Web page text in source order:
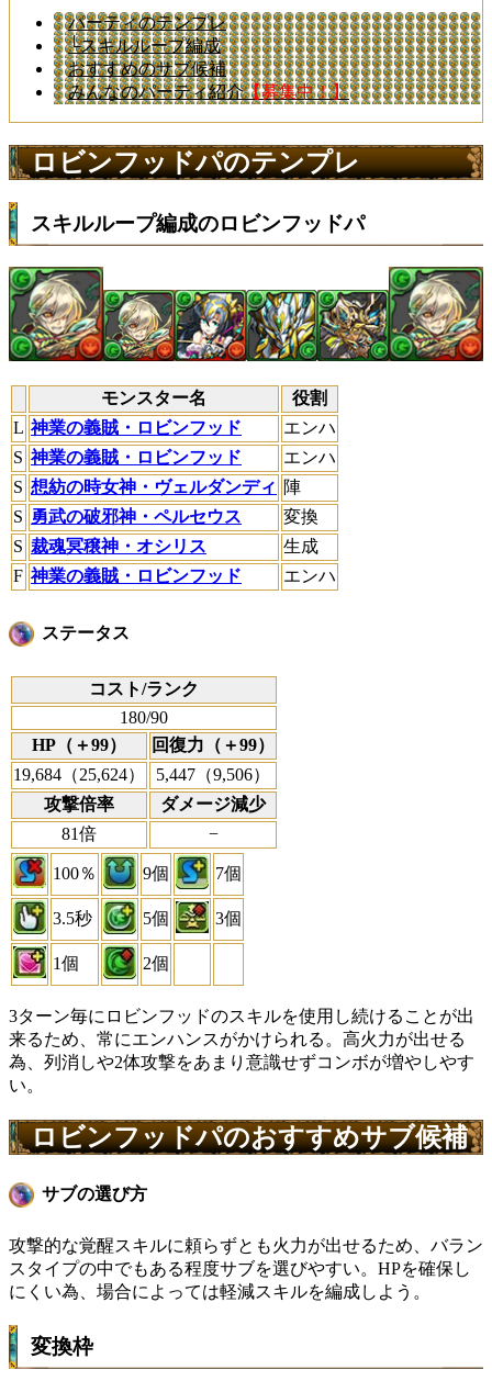
パーティのテンプレ
└スキルループ編成
おすすめのサブ候補
みんなのパーティ紹介【募集中！】
ロビンフッドパのテンプレ
スキルループ編成のロビンフッドパ
モンスター名
役割
L 神業の義賊・ロビンフッド
エンハ
S 神業の義賊・ロビンフッド
エンハ
S 想紡の時女神・ヴェルダンディ 陣
S 勇武の破邪神・ペルセウス
変換
S 裁魂冥穣神・オシリス
生成
F 神業の義賊・ロビンフッド エンハ
ステータス
コスト/ランク
180/90
HP（＋99）
回復力（＋99）
19,684（25,624）
5,447（9,506）
攻撃倍率
ダメージ減少
81倍
−
100％ 9個 7個
3.5秒 5個 3個
1個 2個
3ターン毎にロビンフッドのスキルを使用し続けることが出
来るため、常にエンハンスがかけられる。高火力が出せる
為、列消しや2体攻撃をあまり意識せずコンボが増やしやす
い。
ロビンフッドパのおすすめサブ候補
サブの選び方
攻撃的な覚醒スキルに頼らずとも火力が出せるため、バラン
スタイプの中でもある程度サブを選びやすい。HPを確保し
にくい為、場合によっては軽減スキルを編成しよう。
変換枠